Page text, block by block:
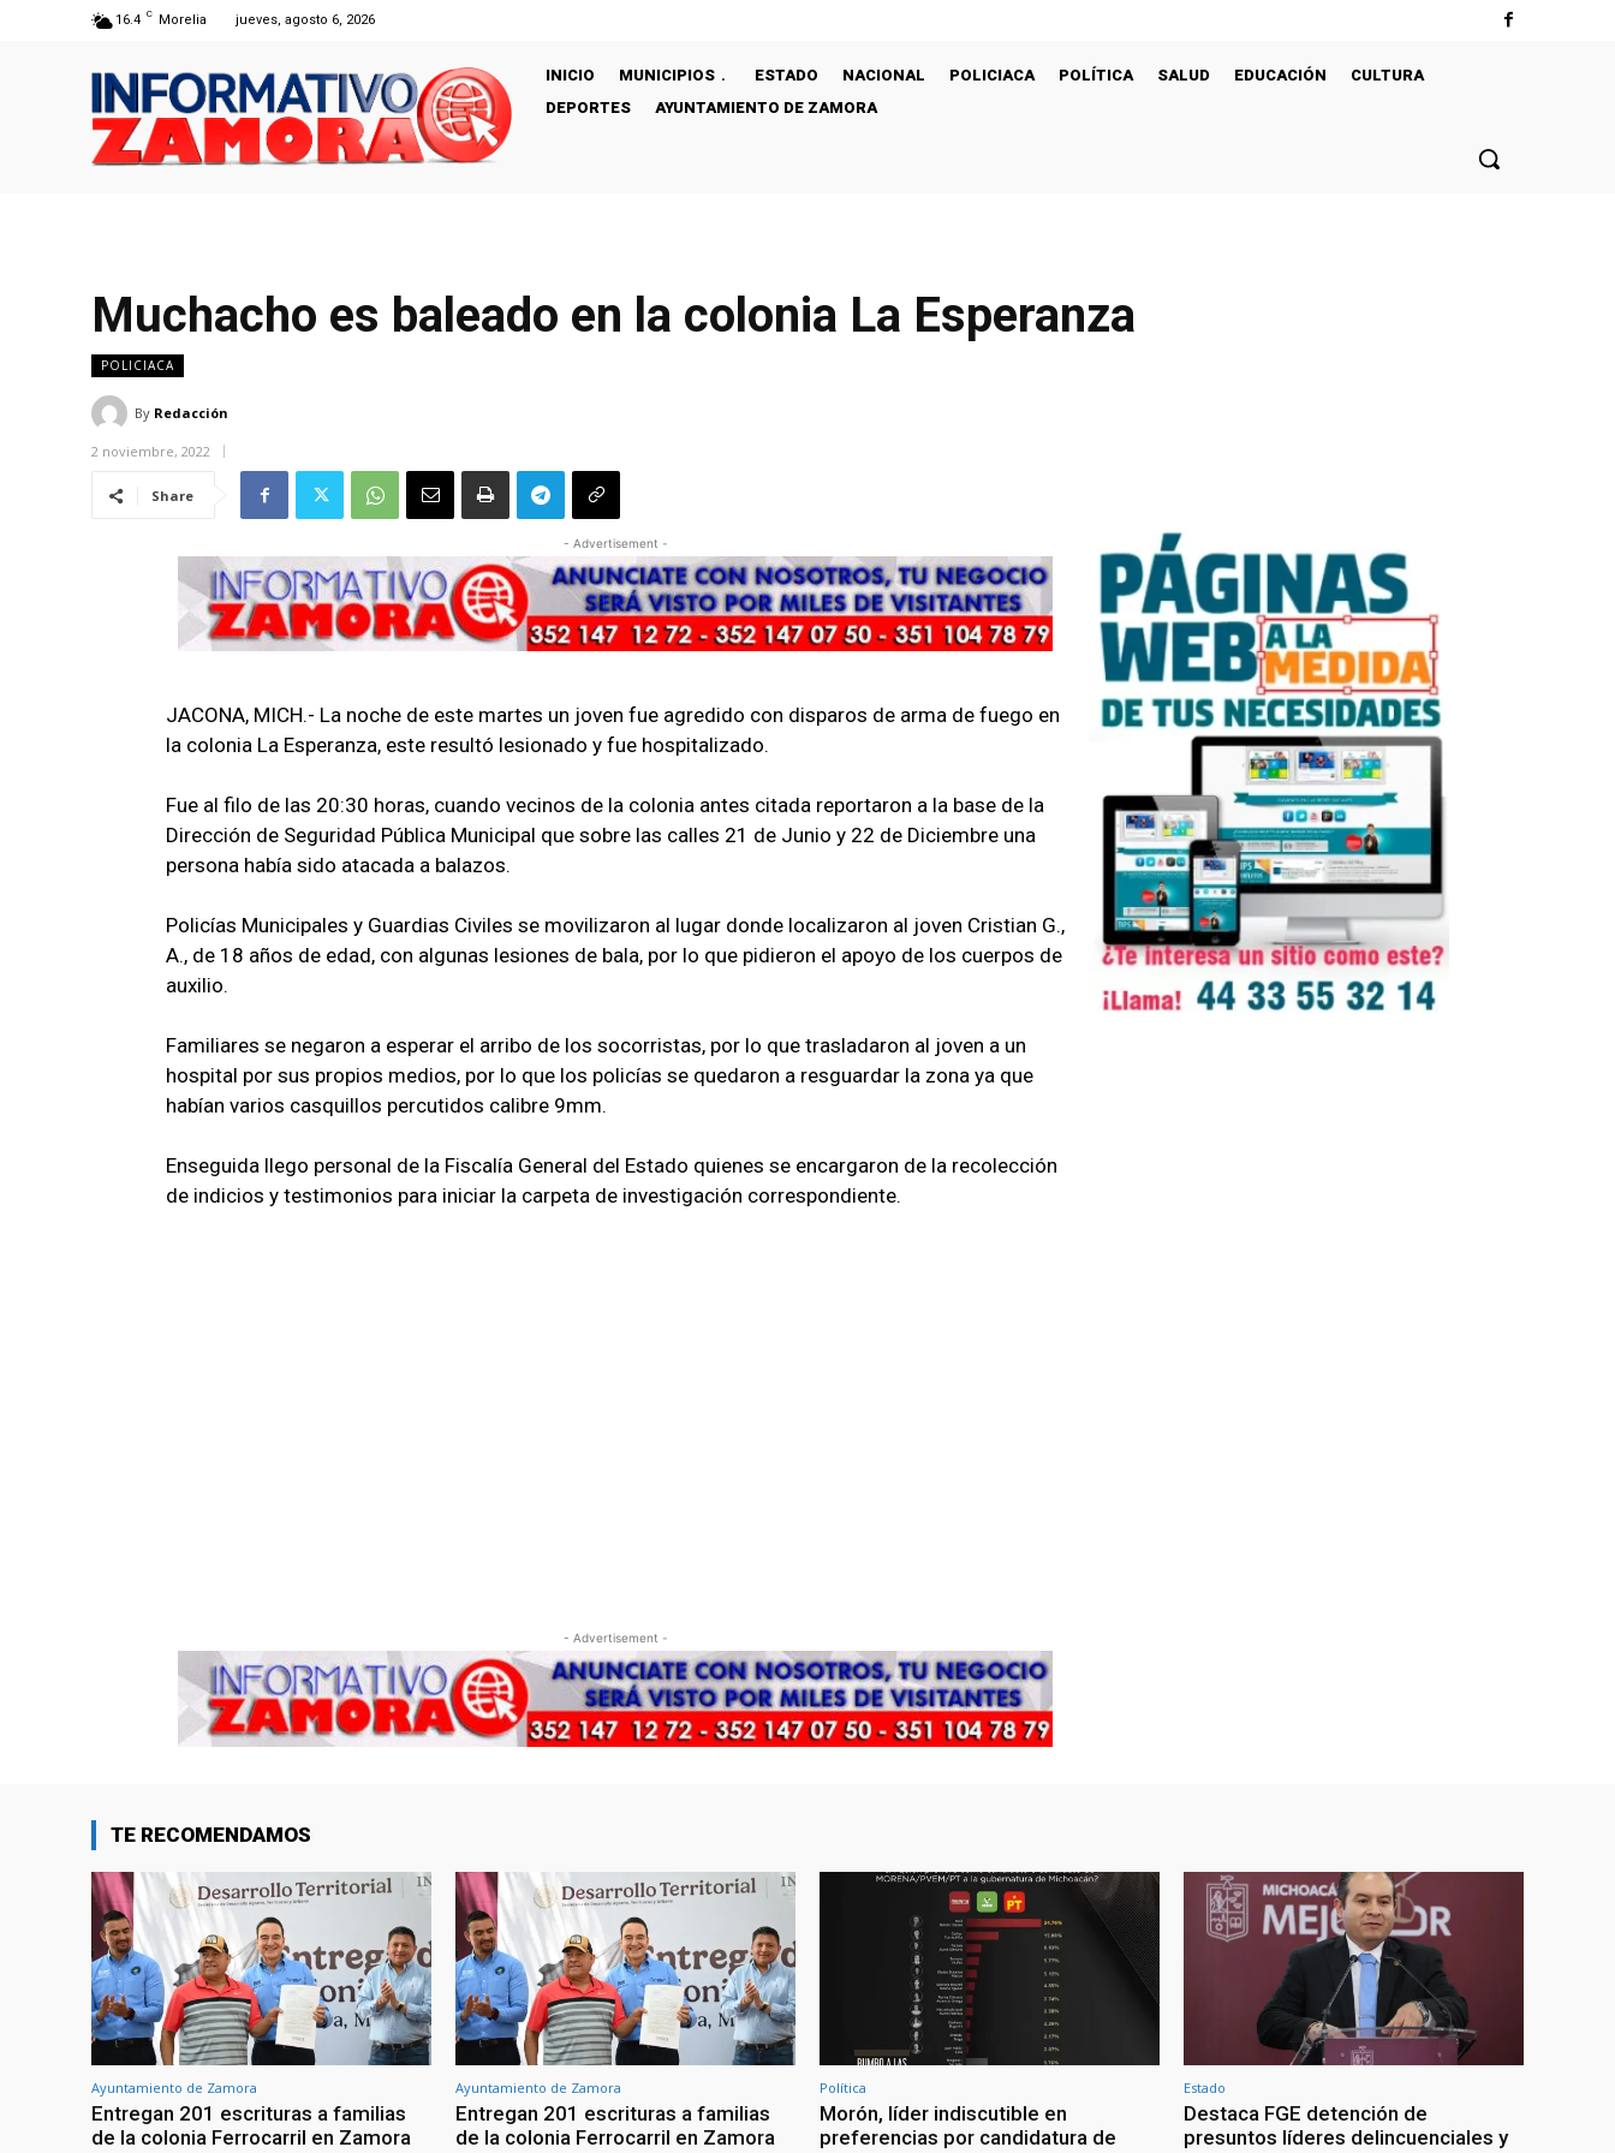
16.4 C Morelia jueves, agosto 6, 2026
INICIO MUNICIPIOS ESTADO NACIONAL POLICIACA POLÍTICA SALUD EDUCACIÓN
CULTURA
DEPORTES
AYUNTAMIENTO DE ZAMORA
Muchacho es baleado en la colonia La Esperanza
POLICIACA
By Redacción
2 noviembre, 2022
Share
- Advertisement -
JACONA, MICH.- La noche de este martes un joven fue agredido con disparos de arma de fuego en
la colonia La Esperanza, este resultó lesionado y fue hospitalizado.
Fue al filo de las 20:30 horas, cuando vecinos de la colonia antes citada reportaron a la base de la
Dirección de Seguridad Pública Municipal que sobre las calles 21 de Junio y 22 de Diciembre una
persona había sido atacada a balazos.
Policías Municipales y Guardias Civiles se movilizaron al lugar donde localizaron al joven Cristian G.,
A., de 18 años de edad, con algunas lesiones de bala, por lo que pidieron el apoyo de los cuerpos de
auxilio.
Familiares se negaron a esperar el arribo de los socorristas, por lo que trasladaron al joven a un
hospital por sus propios medios, por lo que los policías se quedaron a resguardar la zona ya que
habían varios casquillos percutidos calibre 9mm.
Enseguida llego personal de la Fiscalía General del Estado quienes se encargaron de la recolección
de indicios y testimonios para iniciar la carpeta de investigación correspondiente.
- Advertisement -
TE RECOMENDAMOS
Ayuntamiento de Zamora
Entregan 201 escrituras a familias
de la colonia Ferrocarril en Zamora
Ayuntamiento de Zamora
Entregan 201 escrituras a familias
de la colonia Ferrocarril en Zamora
Política
Morón, líder indiscutible en
preferencias por candidatura de
Estado
Destaca FGE detención de
presuntos líderes delincuenciales y